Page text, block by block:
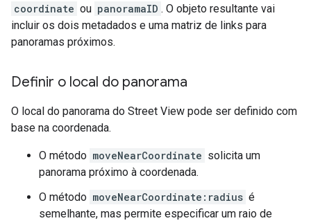
coordinate ou panoramaID . O objeto resultante vai
incluir os dois metadados e uma matriz de links para
panoramas próximos.
Definir o local do panorama
O local do panorama do Street View pode ser definido com
base na coordenada.
O método moveNearCoordinate solicita um
panorama próximo à coordenada.
O método moveNearCoordinate:radius é
semelhante, mas permite especificar um raio de